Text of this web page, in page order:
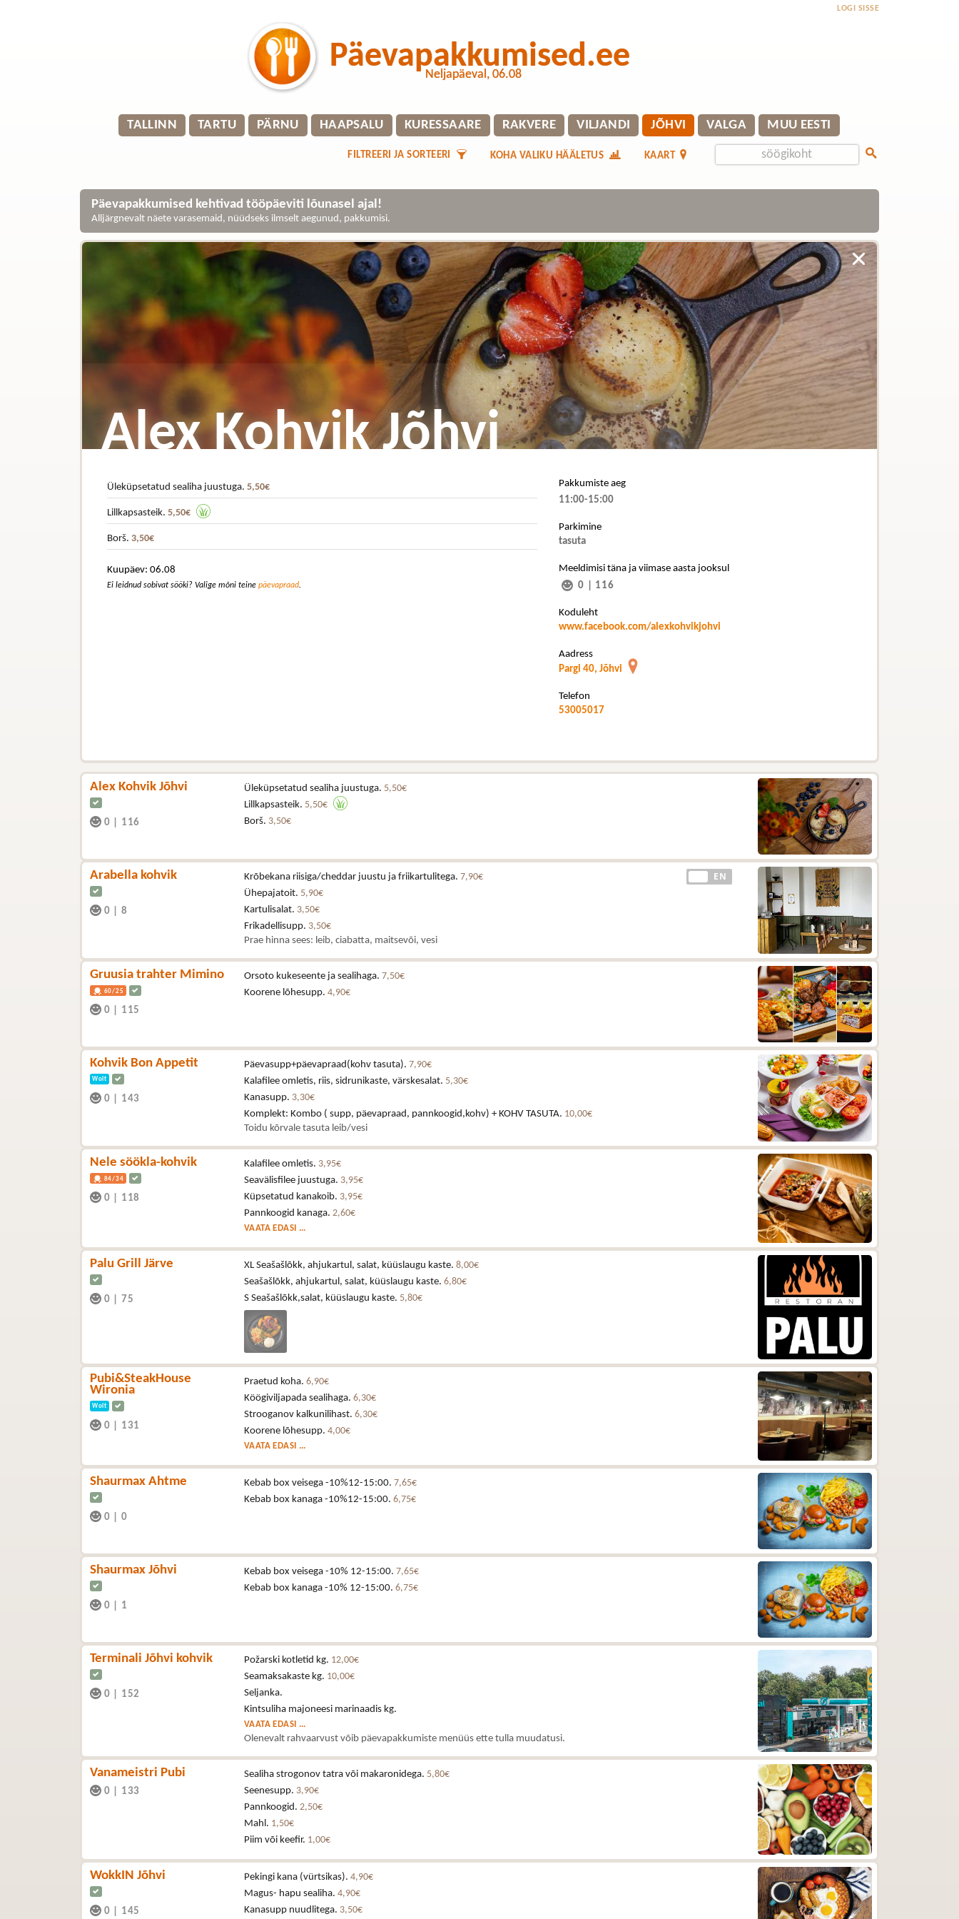
LOGI SISSE
Päevapakkumised.ee
Neljapäeval, 06.08
TALLINN TARTU PÄRNU HAAPSALU KURESSAARE RAKVERE VILJANDI JÕHVI VALGA MUU EESTI
KAART
KOHA VALIKU HÄÄLETUS
FILTREERI JA SORTEERI
Päevapakkumised kehtivad tööpäeviti lõunasel ajal!
Alljärgnevalt näete varasemaid, nüüdseks ilmselt aegunud, pakkumisi.
Alex Kohvik Jõhvi
Üleküpsetatud sealiha juustuga. 5,50€
Lillkapsasteik. 5,50€
Borš. 3,50€
Kuupäev: 06.08
Ei leidnud sobivat sööki? Valige mõni teine päevapraad.
Pakkumiste aeg
11:00-15:00
Parkimine
tasuta
Meeldimisi täna ja viimase aasta jooksul
0
116
Koduleht
www.facebook.com/alexkohvikjohvi
Aadress
Pargi 40, Jõhvi
Telefon
53005017
Alex Kohvik Jõhvi
0 116
Üleküpsetatud sealiha juustuga. 5,50€
Lillkapsasteik. 5,50€
Borš. 3,50€
Arabella kohvik
0 8
EN
Krõbekana riisiga/cheddar juustu ja friikartulitega. 7,90€
Ühepajatoit. 5,90€
Kartulisalat. 3,50€
Frikadellisupp. 3,50€
Prae hinna sees: leib, ciabatta, maitsevõi, vesi
Gruusia trahter Mimino
60/25
0 115
Orsoto kukeseente ja sealihaga. 7,50€
Koorene lõhesupp. 4,90€
Kohvik Bon Appetit
Wolt
0 143
Päevasupp+päevapraad(kohv tasuta). 7,90€
Kalafilee omletis, riis, sidrunikaste, värskesalat. 5,30€
Kanasupp. 3,30€
Komplekt: Kombo ( supp, päevapraad, pannkoogid,kohv) + KOHV TASUTA. 10,00€
Toidu kõrvale tasuta leib/vesi
Nele söökla-kohvik
84/34
0 118
Kalafilee omletis. 3,95€
Seavälisfilee juustuga. 3,95€
Küpsetatud kanakoib. 3,95€
Pannkoogid kanaga. 2,60€
VAATA EDASI ...
Palu Grill Järve
0 75
XL Seašašlõkk, ahjukartul, salat, küüslaugu kaste. 8,00€
Seašašlõkk, ahjukartul, salat, küüslaugu kaste. 6,80€
S Seašašlõkk,salat, küüslaugu kaste. 5,80€
Pubi&SteakHouse
Wironia
Wolt
0 131
Praetud koha. 6,90€
Köögiviljapada sealihaga. 6,30€
Strooganov kalkunilihast. 6,30€
Koorene lõhesupp. 4,00€
VAATA EDASI ...
Shaurmax Ahtme
0 0
Kebab box veisega -10%12-15:00. 7,65€
Kebab box kanaga -10%12-15:00. 6,75€
Shaurmax Jõhvi
0 1
Kebab box veisega -10% 12-15:00. 7,65€
Kebab box kanaga -10% 12-15:00. 6,75€
Terminali Jõhvi kohvik
0 152
Požarski kotletid kg. 12,00€
Seamaksakaste kg. 10,00€
Seljanka.
Kintsuliha majoneesi marinaadis kg.
VAATA EDASI ...
Olenevalt rahvaarvust võib päevapakkumiste menüüs ette tulla muudatusi.
Vanameistri Pubi
0 133
Sealiha strogonov tatra või makaronidega. 5,80€
Seenesupp. 3,90€
Pannkoogid. 2,50€
Mahl. 1,50€
Piim või keefir. 1,00€
WokkIN Jõhvi
0 145
Pekingi kana (vürtsikas). 4,90€
Magus- hapu sealiha. 4,90€
Kanasupp nuudlitega. 3,50€